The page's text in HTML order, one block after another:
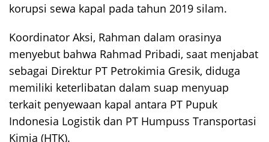
korupsi sewa kapal pada tahun 2019 silam.
Koordinator Aksi, Rahman dalam orasinya
menyebut bahwa Rahmad Pribadi, saat menjabat
sebagai Direktur PT Petrokimia Gresik, diduga
memiliki keterlibatan dalam suap menyuap
terkait penyewaan kapal antara PT Pupuk
Indonesia Logistik dan PT Humpuss Transportasi
Kimia (HTK).